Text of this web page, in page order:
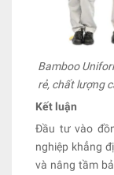
Bamboo
rẻ, chất lượng
Kết luận
Đầu tư vào
nghiệp khẳng
và nâng tầm